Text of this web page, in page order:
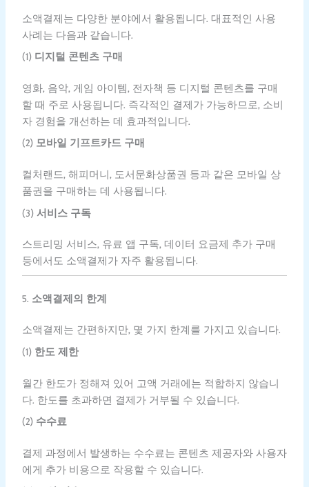
소액결제는 다양한 분야에서 활용됩니다. 대표적인 사용
사례는 다음과 같습니다.
(1) 디지털 콘텐츠 구매
영화, 음악, 게임 아이템, 전자책 등 디지털 콘텐츠를 구매
할 때 주로 사용됩니다. 즉각적인 결제가 가능하므로, 소비
자 경험을 개선하는 데 효과적입니다.
(2) 모바일 기프트카드 구매
컬처랜드, 해피머니, 도서문화상품권 등과 같은 모바일 상
품권을 구매하는 데 사용됩니다.
(3) 서비스 구독
스트리밍 서비스, 유료 앱 구독, 데이터 요금제 추가 구매
등에서도 소액결제가 자주 활용됩니다.
5. 소액결제의 한계
소액결제는 간편하지만, 몇 가지 한계를 가지고 있습니다.
(1) 한도 제한
월간 한도가 정해져 있어 고액 거래에는 적합하지 않습니
다. 한도를 초과하면 결제가 거부될 수 있습니다.
(2) 수수료
결제 과정에서 발생하는 수수료는 콘텐츠 제공자와 사용자
에게 추가 비용으로 작용할 수 있습니다.